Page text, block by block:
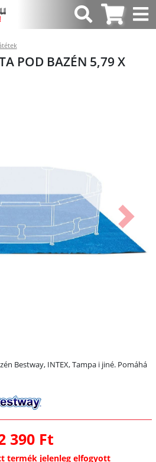
POD BAZÉN 5,79 X
Bestway, INTEX, Tampa i jiné. Pomáhá
390 Ft
termék jelenleg elfogyott